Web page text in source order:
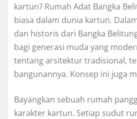
kartun? Rumah Adat Bangka
biasa dalam dunia kartun.
dan historis dari Bangka
bagi generasi muda yang
tentang arsitektur tradisional,
bangunannya. Konsep ini juga
Bayangkan sebuah rumah
karakter kartun. Setiap sudut